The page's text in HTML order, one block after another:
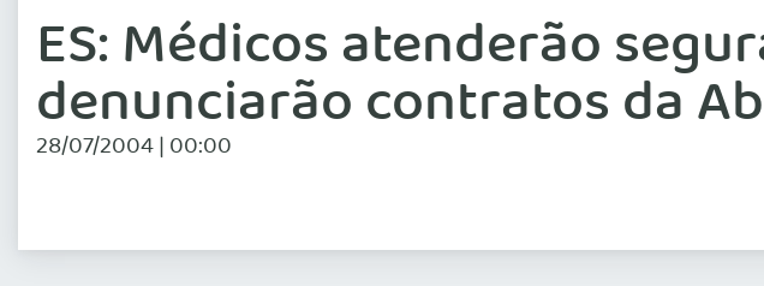
ES: Médicos atenderão
denunciarão contratos da
28/07/2004 | 00:00